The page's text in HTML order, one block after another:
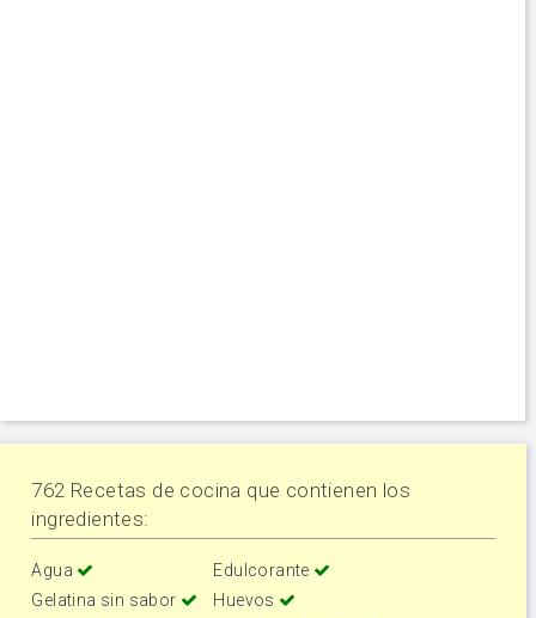
762 Recetas de cocina que contienen los
ingredientes:
Agua
Edulcorante
Gelatina sin sabor
Huevos